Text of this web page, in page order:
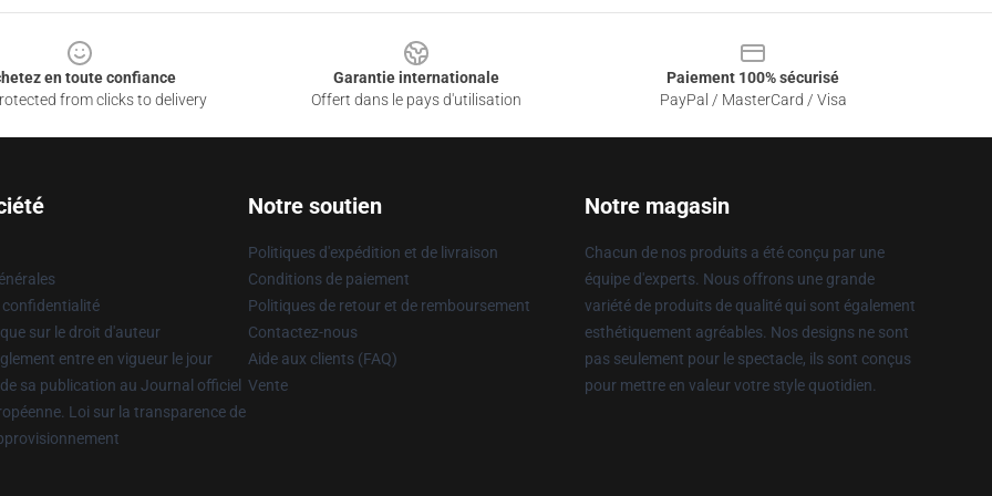
en toute confiance
from clicks to delivery
Garantie internationale
Offert dans le pays d'utilisation
Paiement 100% sécurisé
PayPal / MasterCard / Visa
confidentialité
sur le droit d'auteur
entre en vigueur le jour
sa publication au Journal officiel
Loi sur la transparence de
Notre soutien
Politiques d'expédition et de livraison
Conditions de paiement
Politiques de retour et de remboursement
Contactez-nous
Aide aux clients (FAQ)
Vente
Notre magasin
Chacun de nos produits a été conçu par une
équipe d'experts. Nous offrons une grande
variété de produits de qualité qui sont également
esthétiquement agréables. Nos designs ne sont
pas seulement pour le spectacle, ils sont conçus
pour mettre en valeur votre style quotidien.